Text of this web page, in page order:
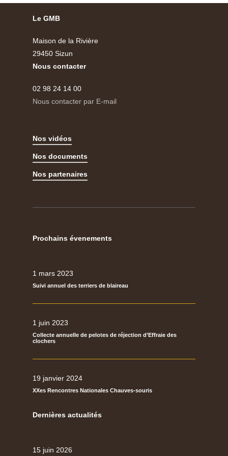
Le GMB
Maison de la Rivière
29450 Sizun
Nous contacter
02 98 24 14 00
Nous contacter par E-mail
Nos vidéos
Nos documents
Nos partenaires
Prochains évenements
1 mars 2023
Suivi annuel des terriers de blaireau
1 juin 2023
Collecte annuelle de pelotes de réjection d’Effraie des
clochers
19 janvier 2024
XXes Rencontres Nationales Chauves-souris
Dernières actualités
15 juin 2026